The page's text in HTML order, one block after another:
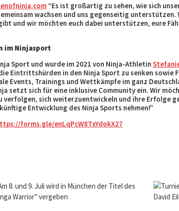
“Es ist großartig zu sehen, wie sich
wachsen und uns gegenseitig unterstützen.
und wir möchten euch dabei unterstützen, eure
im Ninjasport
Sport und wurde im 2021 von Ninja-Athletin
Eintrittshürden in den Ninja Sport zu senken sowie
Events, Trainings und Wettkämpfe im ganz
setzt sich für eine inklusive Community ein. Wir
sich weiterzuentwickeln und ihre Erfolge
Entwicklung des Ninja Sports nehmen!”
forms.gle/enLqPcW8TxYdokX27